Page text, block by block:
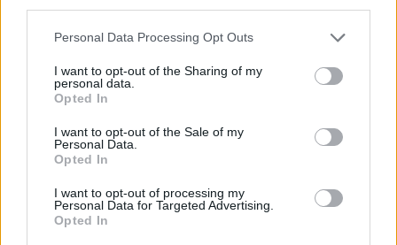
negar su consentimiento. Tenga en cuenta que algún
de su consentimiento, pero usted tiene el derecho de
rechazar tal procesamiento. Sus preferencias se aplicarán
cualquier momento entrando de nuevo en este sitio web o
visitando nuestra política de privacidad.
Personal Data Processing Opt Outs
I want to opt-out of the Sharing of my
personal data.
Opted In
I want to opt-out of the Sale of my
Personal Data.
Opted In
I want to opt-out of processing my
Personal Data for Targeted Advertising.
Opted In